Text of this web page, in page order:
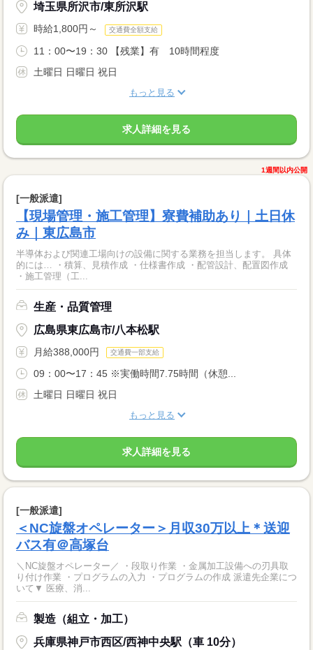
埼玉県所沢市/東所沢駅
時給1,800円～ 交通費全額支給
11：00〜19：30 【残業】有 10時間程度
土曜日 日曜日 祝日
もっと見る
求人詳細を見る
1週間以内公開
[一般派遣]
【現場管理・施工管理】寮費補助あり｜土日休
み｜東広島市
半導体および関連工場向けの設備に関する業務を担当します。 具体
的には… ・積算、見積作成 ・仕様書作成 ・配管設計、配置図作成
・施工管理（工...
生産・品質管理
広島県東広島市/八本松駅
月給388,000円 交通費一部支給
09：00〜17：45 ※実働時間7.75時間（休憩...
土曜日 日曜日 祝日
もっと見る
求人詳細を見る
[一般派遣]
＜NC旋盤オペレーター＞月収30万以上＊送迎
バス有＠高塚台
＼NC旋盤オペレーター／ ・段取り作業 ・金属加工設備への刃具取
り付け作業 ・プログラムの入力 ・プログラムの作成 派遣先企業につ
いて▼ 医療、消...
製造（組立・加工）
兵庫県神戸市西区/西神中央駅（車 10分）